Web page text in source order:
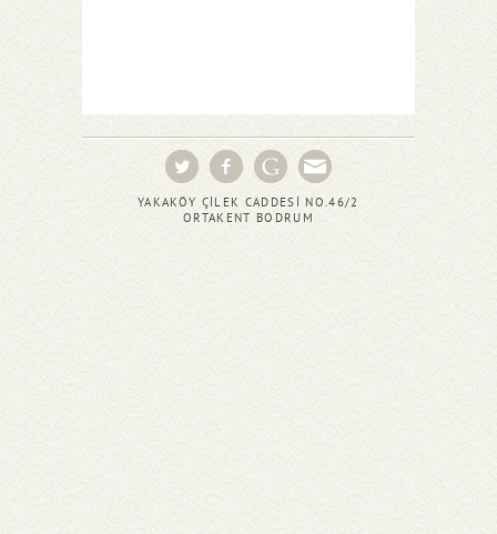
YAKAKÖY ÇİLEK CADDESİ NO.46/2
ORTAKENT BODRUM